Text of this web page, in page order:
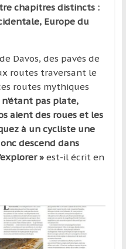
chapitres distincts :
Europe du
Davos, des pavés de
routes traversant le
routes mythiques
n’étant pas plate,
aient des roues et les
à un cycliste une
descend dans
»est-il écrit en